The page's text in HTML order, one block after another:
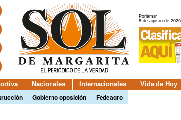
Porlamar
8 de agosto de 2026
Nacionales Internacionales Vida de Hoy
Gobierno oposición Fedeagro